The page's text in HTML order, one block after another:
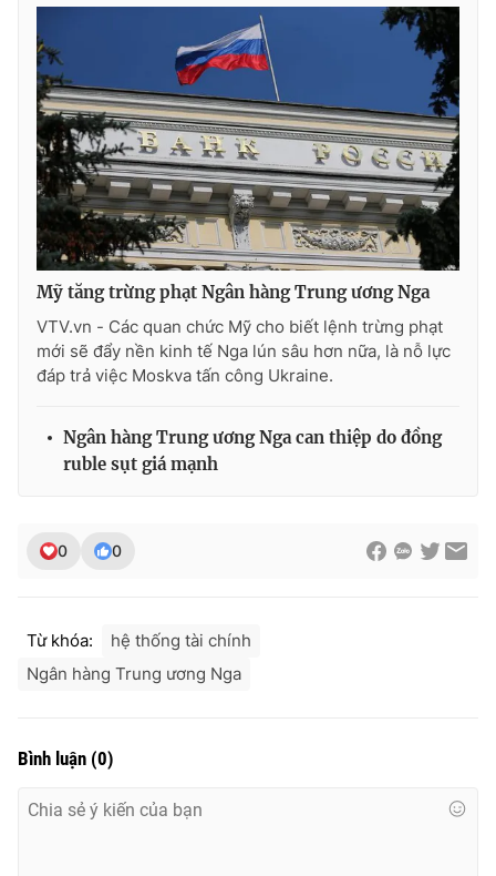
Ðiện thoại Thời báo VTV:024.66 897 897
Email:
toasoan@vtv.vn
Liên hệ quảng cáo:
024-7300.7108
® Cấm sao chép dưới mọi hình thức nếu không có sự chấp
thông tin từ website này.
Mỹ tăng trừng phạt Ngân hàng Trung ương Nga
VTV.vn - Các quan chức Mỹ cho biết lệnh trừng phạt
mới sẽ đẩy nền kinh tế Nga lún sâu hơn nữa, là nỗ lực
đáp trả việc Moskva tấn công Ukraine.
Ngân hàng Trung ương Nga can thiệp do đồng
ruble sụt giá mạnh
0 0
Từ khóa:
hệ thống tài chính
Ngân hàng Trung ương Nga
Bình luận (0)